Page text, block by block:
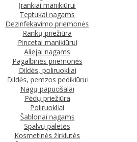
Įrankiai manikiūrui
Teptukai nagams
Dezinfekavimo priemonės
Rankų priežiūra
Pincetai manikiūrui
Aliejai nagams
Pagalbinės priemonės
Dildės, poliruokliai
Dildės, pemzos pedikiūrui
Nagų papuošalai
Pėdų priežiūra
Poliruokliai
Šablonai nagams
Spalvų paletės
Kosmetinės žirklutės